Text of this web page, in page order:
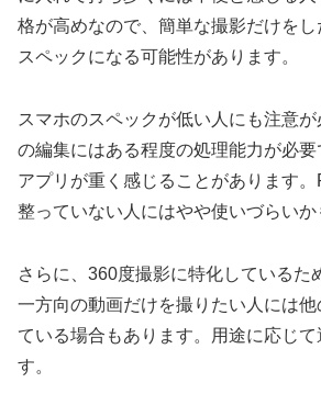
格が高めなので、簡単な撮影だけを
スペックになる可能性があります。
スマホのスペックが低い人にも注意
の編集にはある程度の処理能力が必
アプリが重く感じることがあります
整っていない人にはやや使いづらいか
さらに、360度撮影に特化しているた
一方向の動画だけを撮りたい人には
ている場合もあります。用途に応じ
す。